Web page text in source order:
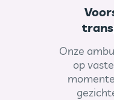
Onze
op